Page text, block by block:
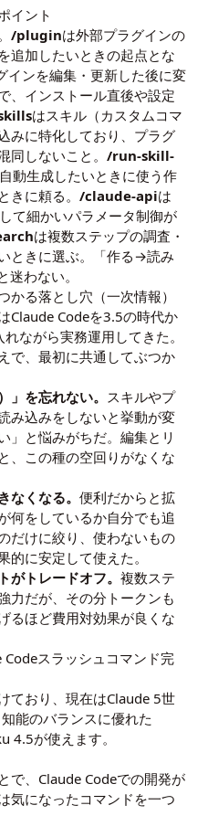
イント
/pluginは外部プラグインの
追加したいときの起点とな
インを編集・更新した後に変
、インストール直後や設定
はスキル（カスタムコマ
みに特化しており、プラグ
同しないこと。/run-skill-
動生成したいときに使う作
きに頼る。/claude-apiは
て細かいパラメータ制御が
は複数ステップの調査・
ときに選ぶ。「作る→読み
わない。
る落とし穴（一次情報）
Claude Codeを3.5の時代か
ながら実務運用してきた。
で、最初に共通してぶつか
」を忘れない。 スキルやプ
み込みをしないと挙動が変
」と悩みがちだ。編集とリ
、この種の空回りがなくな
なくなる。便利だからと拡
何をしているか自分でも追
だけに絞り、使わないもの
的に安定して使えた。
がトレードオフ。複数ステ
力だが、その分トークンも
るほど費用対効果が良くな
Codeスラッシュコマンド完
ており、現在はClaude 5世
能のバランスに優れた
4.5が使えます。
で、Claude Codeでの開発が
気になったコマンドを一つ